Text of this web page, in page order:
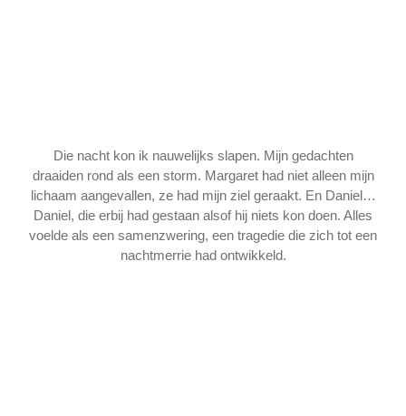
Die nacht kon ik nauwelijks slapen. Mijn gedachten
draaiden rond als een storm. Margaret had niet alleen mijn
lichaam aangevallen, ze had mijn ziel geraakt. En Daniel…
Daniel, die erbij had gestaan alsof hij niets kon doen. Alles
voelde als een samenzwering, een tragedie die zich tot een
nachtmerrie had ontwikkeld.